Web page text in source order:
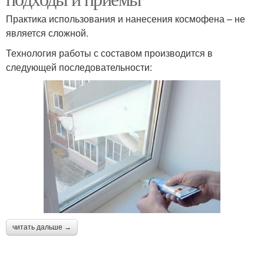
Практика использования и нанесения космофена – не
является сложной.
Технология работы с составом производится в
следующей последовательности:
читать дальше →